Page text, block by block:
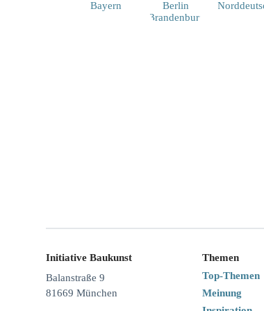
Initiative Baukunst
Balanstraße 9
81669 München
Themen
Top-Themen
Meinung